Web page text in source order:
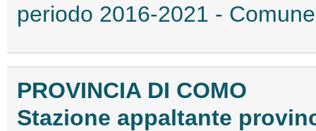
periodo 2016-2021 -
PROVINCIA DI COMO
Stazione appaltante